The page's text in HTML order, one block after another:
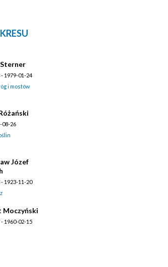
1979-01-24
i mostów
08-26
Józef
1923-11-20
Moczyński
1960-02-15